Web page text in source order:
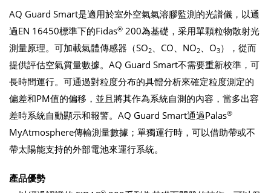
AQ Guard Smart是適用於室外空氣氣溶膠監測的光譜儀，以通
過EN 16450標準下的Fidas® 200為基礎，采用單顆粒物散射光
測量原理。可加載氣體傳感器（SO2、CO、NO2、O3），從而
提供評估空氣質量數據。AQ Guard Smart不需要重新校準，可
長時間運行。可通過對粒度分布的具體分析來確定粒度測定的
偏差和PM值的偏移，並且將其作為系統自測的內容，當多出容
差時系統自動顯示和報警。AQ Guard Smart通過Palas®
MyAtmosphere傳輸測量數據；單獨運行時，可以借助帶或不
帶太陽能支持的外部電池來運行系統。
產品優勢